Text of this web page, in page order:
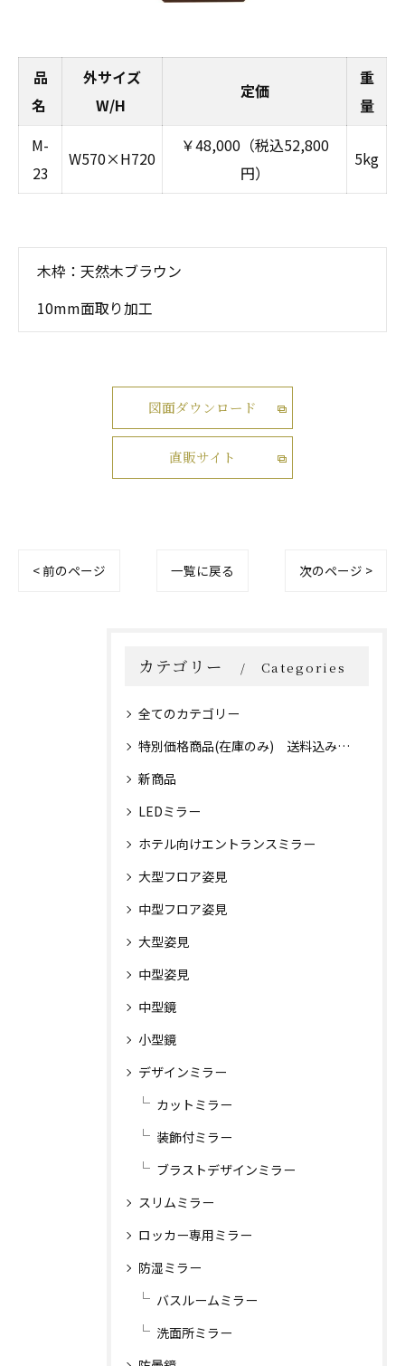
品
名
外サイズ
W/H
定価
重
量
M-
23
W570×H720
￥48,000（税込52,800
円）
5kg
木枠：天然木ブラウン
10mm面取り加工
図面ダウンロード
直販サイト
< 前のページ 一覧に戻る 次のページ >
カテゴリー Categories
全てのカテゴリー
特別価格商品(在庫のみ) 送料込み価格！
新商品
LEDミラー
ホテル向けエントランスミラー
大型フロア姿見
中型フロア姿見
大型姿見
中型姿見
中型鏡
小型鏡
デザインミラー
カットミラー
装飾付ミラー
ブラストデザインミラー
スリムミラー
ロッカー専用ミラー
防湿ミラー
バスルームミラー
洗面所ミラー